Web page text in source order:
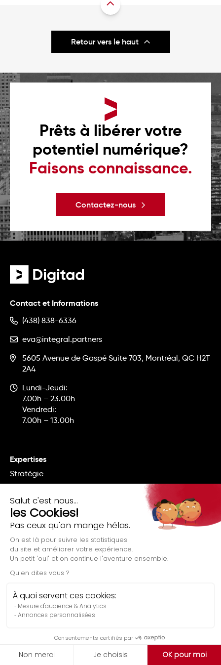
Évaluation gratuite
Retour vers le haut
Prêts à libérer votre
potentiel numérique?
Faisons connaissance.
Contactez-nous
Contact et Informations
(438) 838-6336
eva@integral.partners
5605 Avenue de Gaspé Suite 703, Montréal, QC H2T
2A4
Lundi-Jeudi:
7.00h – 23.00h
Vendredi:
7.00h – 13.00h
Expertises
Stratégie
SEM
Display / Prog
Social Ads
Studio
Data Analytics
Gestion de médias sociaux
Formations Web